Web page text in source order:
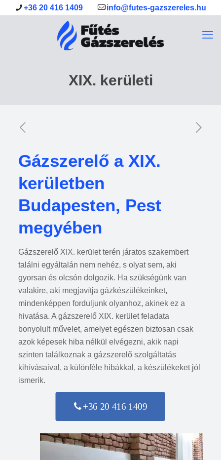
+36 20 416 1409 info@futes-gazszereles.hu
XIX. kerületi
Gázszerelő a XIX.
kerületben
Budapesten, Pest
megyében
Gázszerelő XIX. kerület terén járatos szakembert
találni egyáltalán nem nehéz, s olyat sem, aki
gyorsan és olcsón dolgozik. Ha szükségünk van
valakire, aki megjavítja gázkészülékeinket,
mindenképpen forduljunk olyanhoz, akinek ez a
hivatása. A gázszerelő XIX. kerület feladata
bonyolult művelet, amelyet egészen biztosan csak
azok képesek hiba nélkül elvégezni, akik napi
szinten találkoznak a gázszerelő szolgáltatás
kihívásaival, a különféle hibákkal, a készülékeket jól
ismerik.
+36 20 416 1409